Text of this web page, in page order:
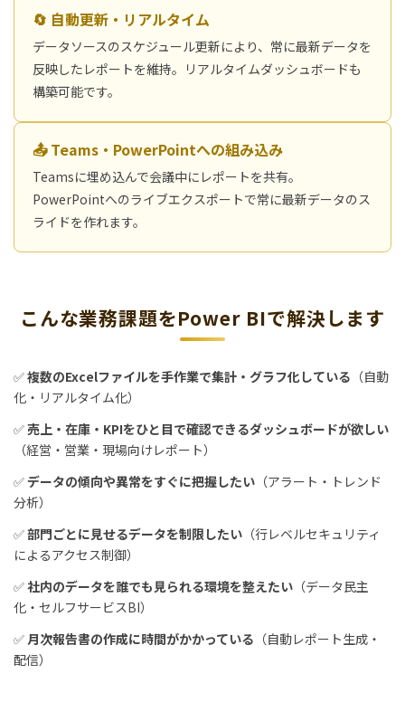
🔄 自動更新・リアルタイム
データソースのスケジュール更新により、常に最新データを
反映したレポートを維持。リアルタイムダッシュボードも
構築可能です。
📤 Teams・PowerPointへの組み込み
Teamsに埋め込んで会議中にレポートを共有。
PowerPointへのライブエクスポートで常に最新データのス
ライドを作れます。
こんな業務課題をPower BIで解決します
✅複数のExcelファイルを手作業で集計・グラフ化している （自動
化・リアルタイム化）
✅売上・在庫・KPIをひと目で確認できるダッシュボードが欲しい
（経営・営業・現場向けレポート）
✅データの傾向や異常をすぐに把握したい （アラート・トレンド
分析）
✅部門ごとに見せるデータを制限したい （行レベルセキュリティ
によるアクセス制御）
✅社内のデータを誰でも見られる環境を整えたい （データ民主
化・セルフサービスBI）
✅月次報告書の作成に時間がかかっている （自動レポート生成・
配信）